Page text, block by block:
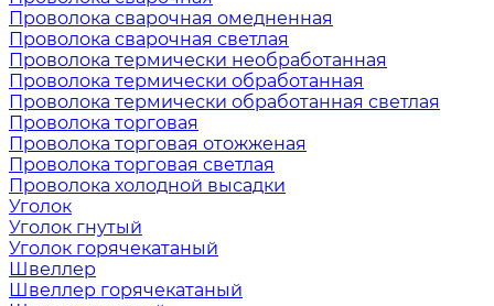
Проволока сварочная омедненная
Проволока сварочная светлая
Проволока термически необработанная
Проволока термически обработанная
Проволока термически обработанная светлая
Проволока торговая
Проволока торговая отожженая
Проволока торговая светлая
Проволока холодной высадки
Уголок
Уголок гнутый
Уголок горячекатаный
Швеллер
Швеллер горячекатаный